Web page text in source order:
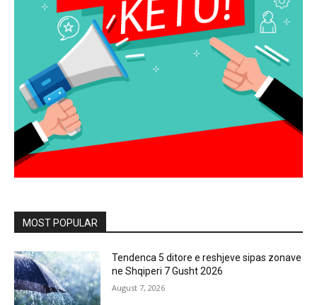
MOST POPULAR
Tendenca 5 ditore e reshjeve sipas zonave
ne Shqiperi 7 Gusht 2026
August 7, 2026